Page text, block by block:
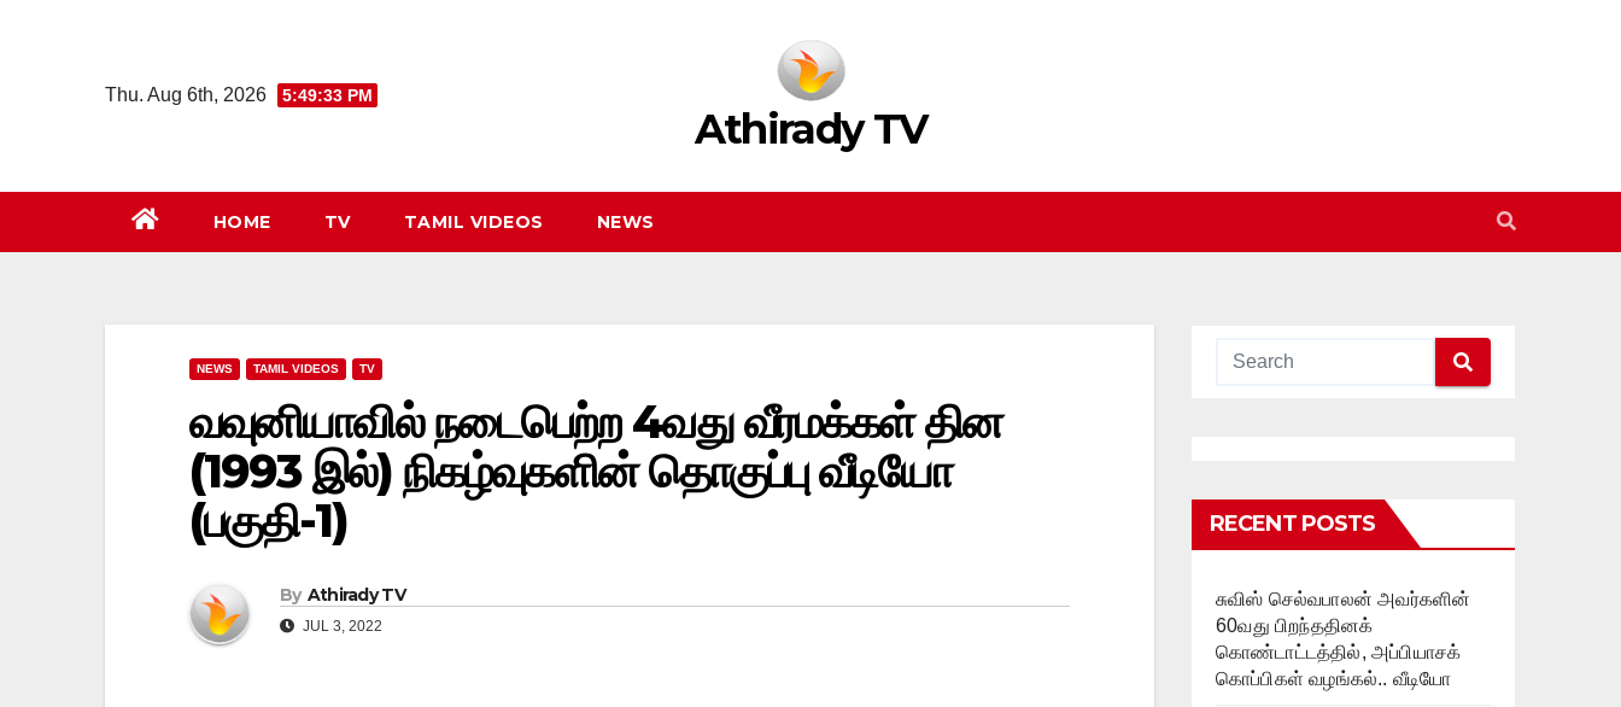
Thu. Aug 6th, 2026 5:49:34 PM
Athirady TV
HOME TV TAMIL VIDEOS NEWS
NEWS TAMIL VIDEOS TV
வவுனியாவில் நடைபெற்ற 4வது வீரமக்கள் தின
(1993 இல்) நிகழ்வுகளின் தொகுப்பு வீடியோ
(பகுதி-1)
By Athirady TV
JUL 3, 2022
RECENT POSTS
சுவிஸ் செல்வபாலன் அவர்களின்
60வது பிறந்ததினக்
கொண்டாட்டத்தில், அப்பியாசக்
கொப்பிகள் வழங்கல்.. வீடியோ